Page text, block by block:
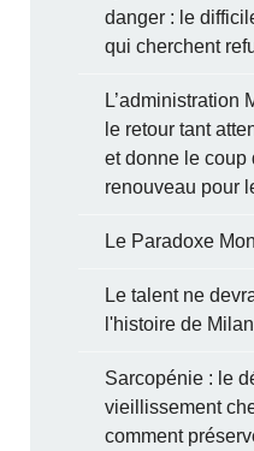
danger : le
qui cherchent
L’administration
le retour tant
et donne le coup
renouveau pour
Le Paradoxe
Le talent ne
l'histoire de
Sarcopénie : le
vieillissement
comment